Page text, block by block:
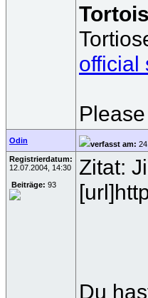
official
Odin verfasst am:
Registrierdatum:
12.07.2004, 14:30
Beiträge: 93
Zitat:
Du